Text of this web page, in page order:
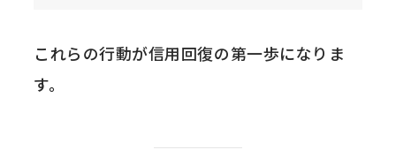
これらの行動が信用回復の第一歩になりま
す。